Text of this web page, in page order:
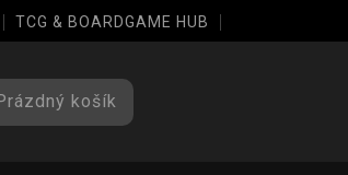
TCG & BOARDGAME HUB
košík